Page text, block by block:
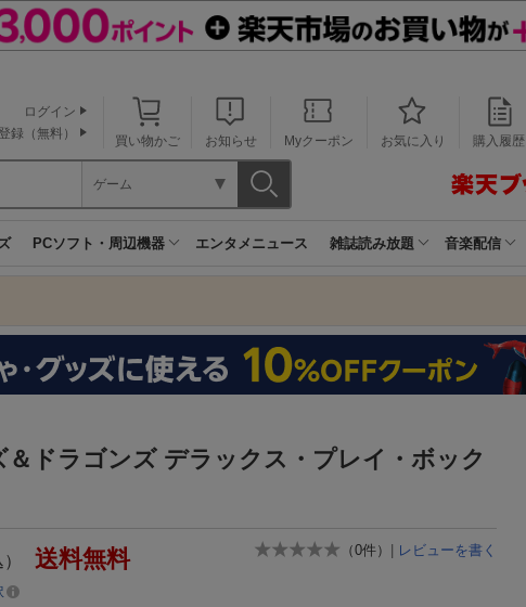
買い物かご お知らせ Myクーポン お気に入り 購入履歴
ログイン
録（無料）
ゲーム
PCソフト・周辺機器 エンタメニュース 雑誌読み放題 音楽配信
＆ドラゴンズ デラックス・プレイ・ボック
（0件） | レビューを書く
） 送料無料